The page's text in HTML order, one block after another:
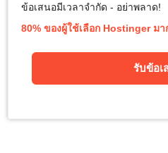
ข้อเสนอมีเวลาจำกัด - อย่าพลาด!
80% ของผู้ใช้เลือก Hostinger ม
รับข้อเ